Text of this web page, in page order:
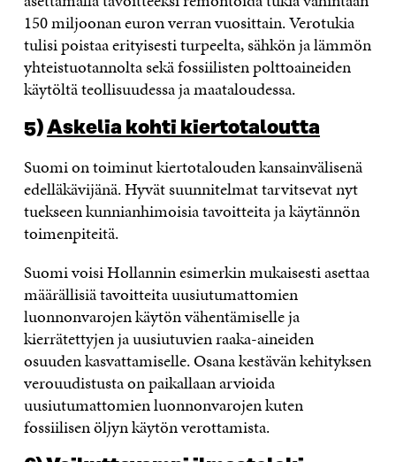
150 miljoonan euron verran vuosittain. Verotukia
tulisi poistaa erityisesti turpeelta, sähkön ja lämmön
yhteistuotannolta sekä fossiilisten polttoaineiden
käytöltä teollisuudessa ja maataloudessa.
5)Askelia kohti kiertotaloutta
Suomi on toiminut kiertotalouden kansainvälisenä
edelläkävijänä. Hyvät suunnitelmat tarvitsevat nyt
tuekseen kunnianhimoisia tavoitteita ja käytännön
toimenpiteitä.
Suomi voisi Hollannin esimerkin mukaisesti asettaa
määrällisiä tavoitteita uusiutumattomien
luonnonvarojen käytön vähentämiselle ja
kierrätettyjen ja uusiutuvien raaka-aineiden
osuuden kasvattamiselle. Osana kestävän kehityksen
verouudistusta on paikallaan arvioida
uusiutumattomien luonnonvarojen kuten
fossiilisen öljyn käytön verottamista.